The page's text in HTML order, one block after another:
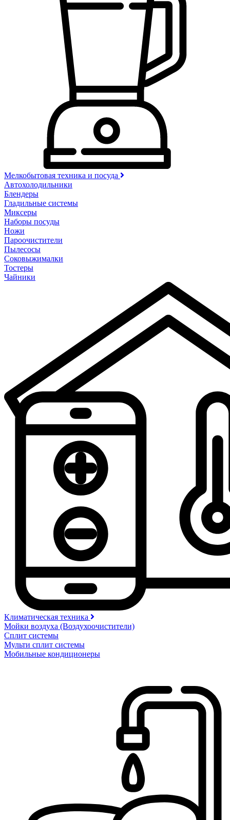
Мелкобытовая техника и посуда
Автохолодильники
Блендеры
Гладильные системы
Миксеры
Наборы посуды
Ножи
Пароочистители
Пылесосы
Соковыжималки
Тостеры
Чайники
Климатическая техника
Мойки воздуха (Воздухоочистители)
Сплит системы
Мульти сплит системы
Мобильные кондиционеры